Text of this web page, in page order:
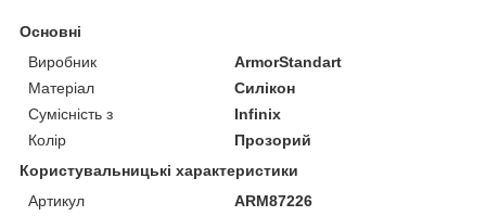
Основні
Виробник
ArmorStandart
Матеріал
Силікон
Сумісність з
Infinix
Колір
Прозорий
Користувальницькі характеристики
Артикул
ARM87226